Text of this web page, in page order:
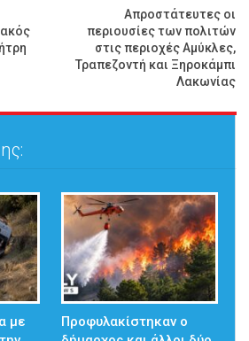
Απροστάτευτες οι
περιουσίες των πολιτών
στις περιοχές Αμύκλες,
Τραπεζοντή και Ξηροκάμπι
Λακωνίας
με
Προφυλακίστηκαν ο